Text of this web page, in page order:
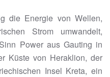
die Energie von Wellen,
Strom umwandelt,
Power aus Gauting in
Küste von Heraklion, der
Insel Kreta, ein